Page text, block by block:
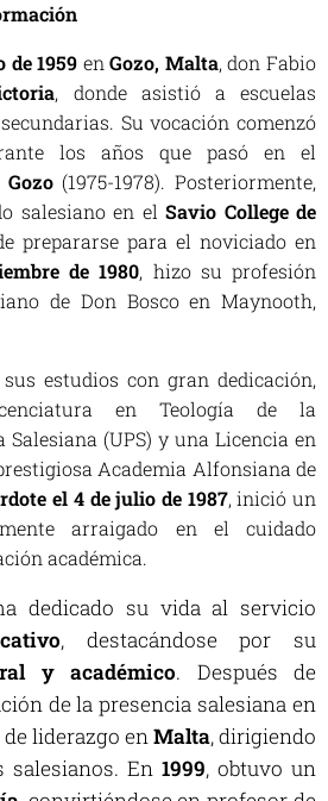
de 1959 enGozo, Malta, don Fabio
, donde asistió a escuelas
Su vocación comenzó
los años que pasó en el
(1975-1978). Posteriormente,
salesiano en el Savio College de
prepararse para el noviciado en
de 1980, hizo su profesión
de Don Bosco en Maynooth,
estudios con gran dedicación,
en Teología de la
(UPS) y una Licencia en
Academia Alfonsiana de
el 4 de julio de 1987, inició un
arraigado en el cuidado
académica.
dedicado su vida al servicio
, destacándose por su
y académico. Después de
de la presencia salesiana en
liderazgo enMalta, dirigiendo
salesianos. En 1999, obtuvo un